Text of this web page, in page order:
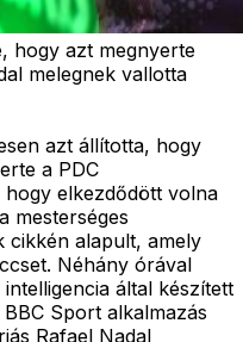
hogy azt megnyerte
melegnek vallotta
azt állította, hogy
a PDC
elkezdődött volna
mesterséges
cikkén alapult, amely
Néhány órával
által készített
Sport alkalmazás
Rafael Nadal